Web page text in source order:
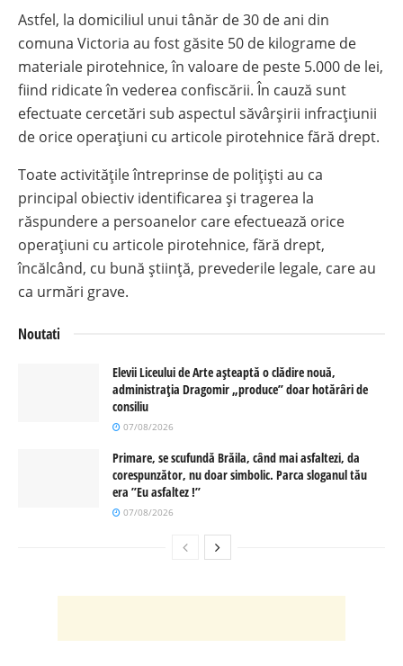
Astfel, la domiciliul unui tânăr de 30 de ani din
comuna Victoria au fost găsite 50 de kilograme de
materiale pirotehnice, în valoare de peste 5.000 de lei,
fiind ridicate în vederea confiscării. În cauză sunt
efectuate cercetări sub aspectul săvârșirii infracțiunii
de orice operațiuni cu articole pirotehnice fără drept.
Toate activitățile întreprinse de polițiști au ca
principal obiectiv identificarea și tragerea la
răspundere a persoanelor care efectuează orice
operațiuni cu articole pirotehnice, fără drept,
încălcând, cu bună știință, prevederile legale, care au
ca urmări grave.
Noutati
Elevii Liceului de Arte așteaptă o clădire nouă,
administrația Dragomir „produce” doar hotărâri de
consiliu
07/08/2026
Primare, se scufundă Brăila, când mai asfaltezi, da
corespunzător, nu doar simbolic. Parca sloganul tău
era ”Eu asfaltez !”
07/08/2026